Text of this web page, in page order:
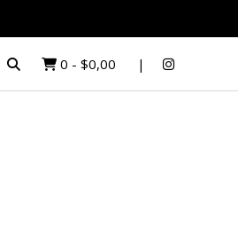
0 - $0,00